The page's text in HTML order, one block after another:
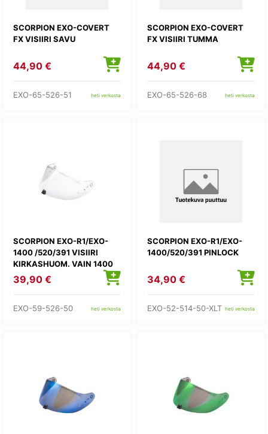
SCORPION EXO-COVERT
FX VISIIRI SAVU
44,90 €
EXO-65-526-51 heti verkosta
SCORPION EXO-COVERT
FX VISIIRI TUMMA
44,90 €
EXO-65-526-68 heti verkosta
SCORPION EXO-R1/EXO-
1400 /520/391 VISIIRI
KIRKASHUOM. VAIN 1400
EVO II MALLI
39,90 €
EXO-59-526-50 heti verkosta
SCORPION EXO-R1/EXO-
1400/520/391 PINLOCK
34,90 €
EXO-52-514-50-XLT heti verkosta